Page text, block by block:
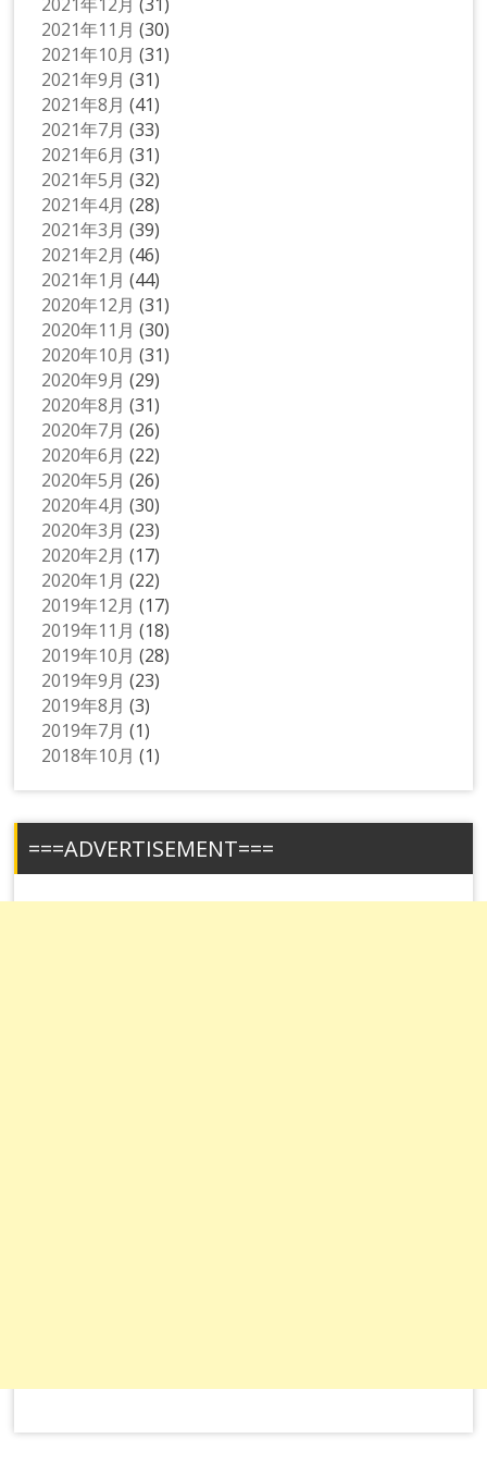
2021年11月 (30)
2021年10月 (31)
2021年9月 (31)
2021年8月 (41)
2021年7月 (33)
2021年6月 (31)
2021年5月 (32)
2021年4月 (28)
2021年3月 (39)
2021年2月 (46)
2021年1月 (44)
2020年12月 (31)
2020年11月 (30)
2020年10月 (31)
2020年9月 (29)
2020年8月 (31)
2020年7月 (26)
2020年6月 (22)
2020年5月 (26)
2020年4月 (30)
2020年3月 (23)
2020年2月 (17)
2020年1月 (22)
2019年12月 (17)
2019年11月 (18)
2019年10月 (28)
2019年9月 (23)
2019年8月 (3)
2019年7月 (1)
2018年10月 (1)
===ADVERTISEMENT===